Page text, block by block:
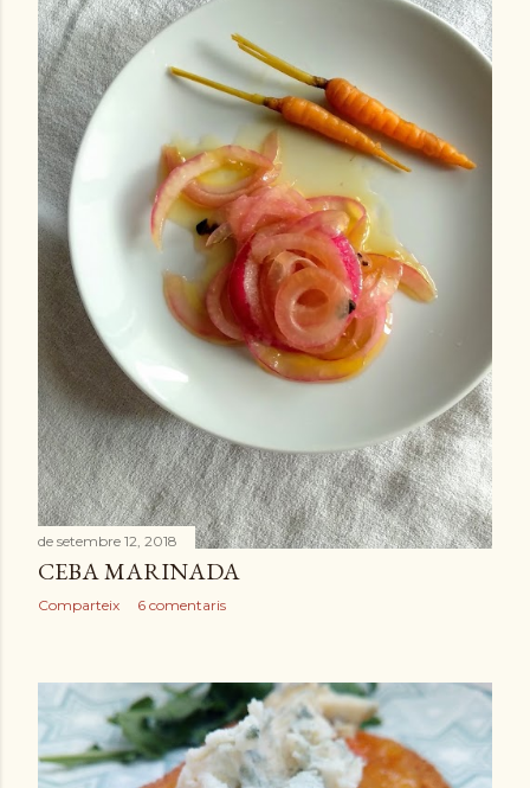
de setembre 12, 2018
CEBA MARINADA
Comparteix 6 comentaris